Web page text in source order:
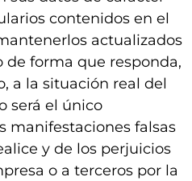
contenidos en el
actualizados
forma que responda,
a la situación real del
será el único
manifestaciones falsas
y de los perjuicios
o a terceros por la